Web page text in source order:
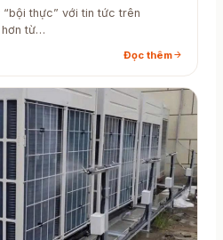
thực” với tin tức trên
hơn từ…
Đọc thêmarrow_forward